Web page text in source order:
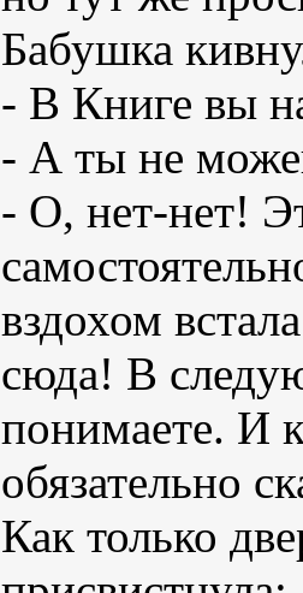
Бабушка
- В Книге вы
- А ты не
- О, нет-нет!
вздохом
сюда! В
понимаете. И
обязательно
Как только